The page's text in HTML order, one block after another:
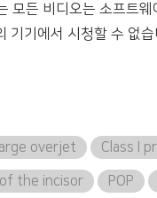
모든 비디오는 소프트
기기에서 시청할 수 없습
overjet Class I
the incisor POP